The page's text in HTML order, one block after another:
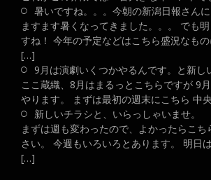
暑いですね。。。今朝の新潟日報さんに
ますます暑くなってきました。。。 でも
すね！ 今年の予定などはこちら盛況なも
[…]
9月は演劇いくつかやるんです。と新し
ここ蔵織、8月はまるっとこちらですが 9
やります。 まずは最初の週末にこちら 中
新しいチラシと、いらっしゃいませ。
まずは週も変わったので、よかったらこ
さい。 今週もいろいろとあります。 明日
[…]